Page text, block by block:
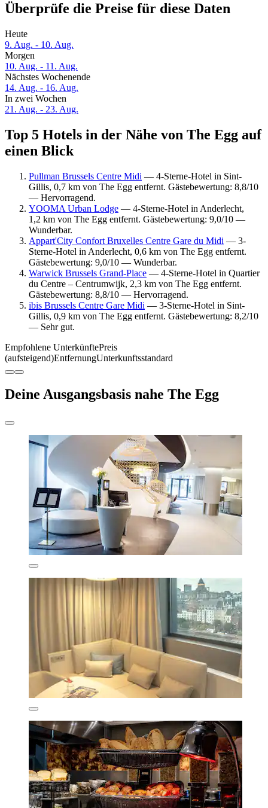
Überprüfe die Preise für diese Daten
Heute
9. Aug. - 10. Aug.
Morgen
10. Aug. - 11. Aug.
Nächstes Wochenende
14. Aug. - 16. Aug.
In zwei Wochen
21. Aug. - 23. Aug.
Top 5 Hotels in der Nähe von The Egg auf
einen Blick
Pullman Brussels Centre Midi — 4-Sterne-Hotel in Sint-
Gillis, 0,7 km von The Egg entfernt. Gästebewertung: 8,8/10
— Hervorragend.
YOOMA Urban Lodge — 4-Sterne-Hotel in Anderlecht,
1,2 km von The Egg entfernt. Gästebewertung: 9,0/10 —
Wunderbar.
Appart'City Confort Bruxelles Centre Gare du Midi — 3-
Sterne-Hotel in Anderlecht, 0,6 km von The Egg entfernt.
Gästebewertung: 9,0/10 — Wunderbar.
Warwick Brussels Grand-Place — 4-Sterne-Hotel in Quartier
du Centre – Centrumwijk, 2,3 km von The Egg entfernt.
Gästebewertung: 8,8/10 — Hervorragend.
ibis Brussels Centre Gare Midi — 3-Sterne-Hotel in Sint-
Gillis, 0,9 km von The Egg entfernt. Gästebewertung: 8,2/10
— Sehr gut.
Empfohlene UnterkünftePreis
(aufsteigend)EntfernungUnterkunftsstandard
Deine Ausgangsbasis nahe The Egg